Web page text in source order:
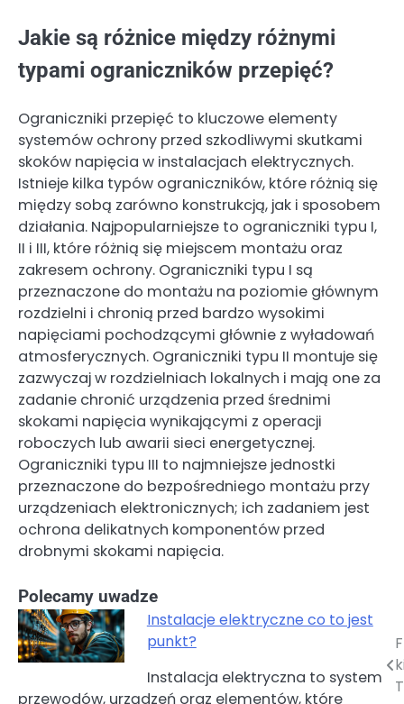
Jakie są różnice między różnymi
typami ograniczników przepięć?
Ograniczniki przepięć to kluczowe elementy
systemów ochrony przed szkodliwymi skutkami
skoków napięcia w instalacjach elektrycznych.
Istnieje kilka typów ograniczników, które różnią się
między sobą zarówno konstrukcją, jak i sposobem
działania. Najpopularniejsze to ograniczniki typu I,
II i III, które różnią się miejscem montażu oraz
zakresem ochrony. Ograniczniki typu I są
przeznaczone do montażu na poziomie głównym
rozdzielni i chronią przed bardzo wysokimi
napięciami pochodzącymi głównie z wyładowań
atmosferycznych. Ograniczniki typu II montuje się
zazwyczaj w rozdzielniach lokalnych i mają one za
zadanie chronić urządzenia przed średnimi
skokami napięcia wynikającymi z operacji
roboczych lub awarii sieci energetycznej.
Ograniczniki typu III to najmniejsze jednostki
przeznaczone do bezpośredniego montażu przy
urządzeniach elektronicznych; ich zadaniem jest
ochrona delikatnych komponentów przed
drobnymi skokami napięcia.
Polecamy uwadze
Instalacje elektryczne co to jest
punkt?
Instalacja elektryczna to system
przewodów, urządzeń oraz elementów, które
Nawigacja